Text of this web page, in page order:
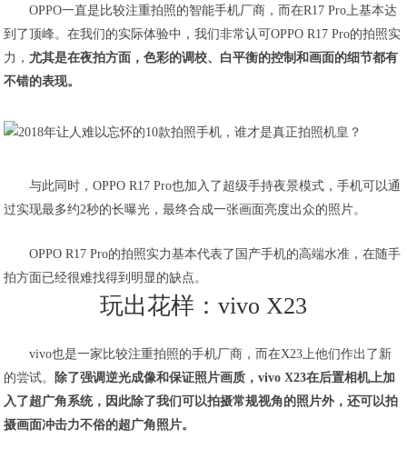
OPPO一直是比较注重拍照的智能手机厂商，而在R17 Pro上基本达
到了顶峰。在我们的实际体验中，我们非常认可OPPO R17 Pro的拍照实
力，尤其是在夜拍方面，色彩的调校、白平衡的控制和画面的细节都有
不错的表现。
与此同时，OPPO R17 Pro也加入了超级手持夜景模式，手机可以通
过实现最多约2秒的长曝光，最终合成一张画面亮度出众的照片。
OPPO R17 Pro的拍照实力基本代表了国产手机的高端水准，在随手
拍方面已经很难找得到明显的缺点。
玩出花样：vivo X23
vivo也是一家比较注重拍照的手机厂商，而在X23上他们作出了新
的尝试。
除了强调逆光成像和保证照片画质，vivo X23在后置相机上加
入了超广角系统，因此除了我们可以拍摄常规视角的照片外，还可以拍
摄画面冲击力不俗的超广角照片。